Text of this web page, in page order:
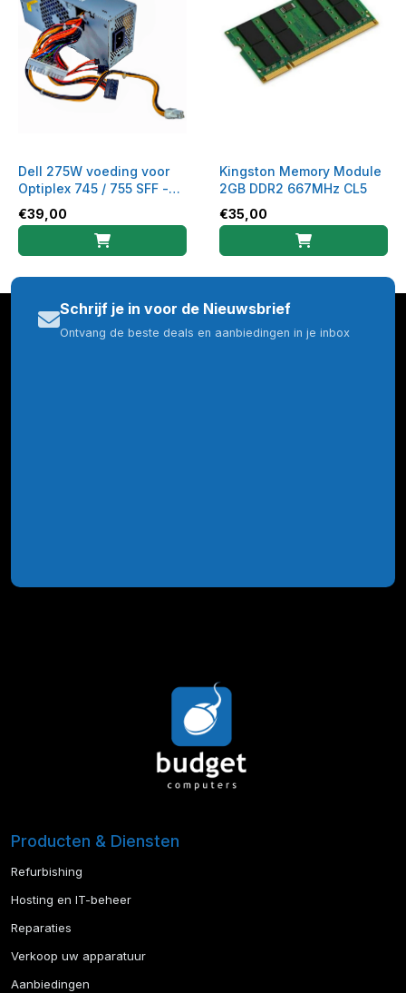
Dell 275W voeding voor
Optiplex 745 / 755 SFF -
H275E-00 - 0FR619
€39,00
Kingston Memory Module
2GB DDR2 667MHz CL5
€35,00
Schrijf je in voor de Nieuwsbrief
Ontvang de beste deals en aanbiedingen in je inbox
Producten & Diensten
Refurbishing
Hosting en IT-beheer
Reparaties
Verkoop uw apparatuur
Aanbiedingen